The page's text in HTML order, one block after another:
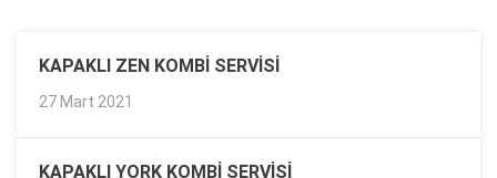
KAPAKLI ZEN KOMBI SERVISI
27 Mart 2021
KAPAKLI YORK KOMBI SERVISI